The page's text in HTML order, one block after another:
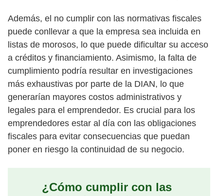
Además, el no cumplir con las normativas fiscales
puede conllevar a que la empresa sea incluida en
listas de morosos, lo que puede dificultar su acceso
a créditos y financiamiento. Asimismo, la falta de
cumplimiento podría resultar en investigaciones
más exhaustivas por parte de la DIAN, lo que
generarían mayores costos administrativos y
legales para el emprendedor. Es crucial para los
emprendedores estar al día con las obligaciones
fiscales para evitar consecuencias que puedan
poner en riesgo la continuidad de su negocio.
¿Cómo cumplir con las